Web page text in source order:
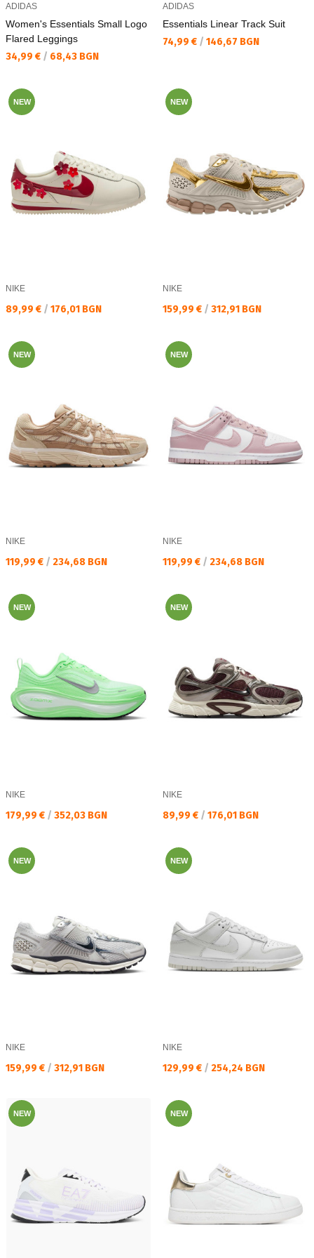
ADIDAS
Women's Essentials Small Logo
Flared Leggings
Текуща цена:
34,99 € / 68,43 BGN
ADIDAS
Essentials Linear Track Suit
Текуща цена:
74,99 € / 146,67 BGN
NEW
NIKE
Текуща цена:
89,99 € / 176,01 BGN
NEW
NIKE
Текуща цена:
159,99 € / 312,91 BGN
NEW
NIKE
Текуща цена:
119,99 € / 234,68 BGN
NEW
NIKE
Текуща цена:
119,99 € / 234,68 BGN
NEW
NIKE
Текуща цена:
179,99 € / 352,03 BGN
NEW
NIKE
Текуща цена:
89,99 € / 176,01 BGN
NEW
NIKE
Текуща цена:
159,99 € / 312,91 BGN
NEW
NIKE
Текуща цена:
129,99 € / 254,24 BGN
NEW NEW